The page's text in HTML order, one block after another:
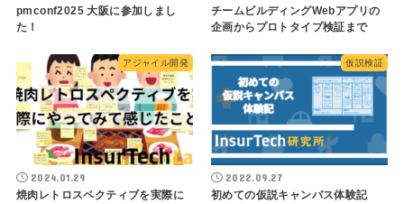
pmconf2025 大阪に参加しまし
た！
チームビルディングWebアプリの
企画からプロトタイプ検証まで
アジャイル開発
2024.01.29
焼肉レトロスペクティブを実際に
仮説検証
2022.09.27
初めての仮説キャンバス体験記